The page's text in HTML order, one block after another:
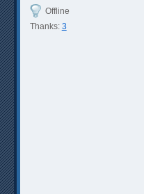
Offline
Thanks: 3